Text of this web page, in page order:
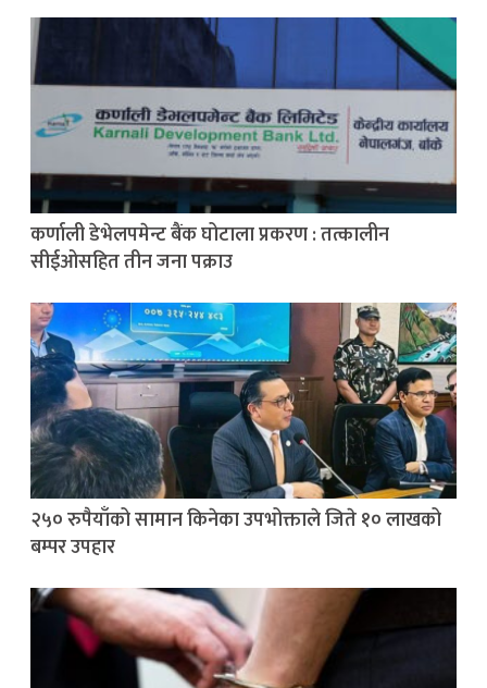
कर्णाली डेभेलपमेन्ट बैंक घोटाला प्रकरण : तत्कालीन
सीईओसहित तीन जना पक्राउ
२५० रुपैयाँको सामान किनेका उपभोक्ताले जिते १० लाखको
बम्पर उपहार